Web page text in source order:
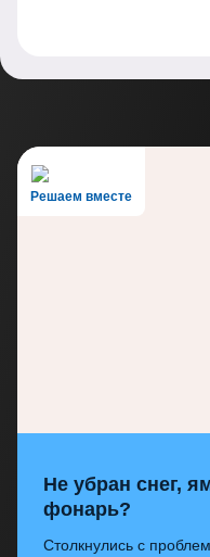
Решаем вместе
Не убран снег,
фонарь?
Столкнулись с